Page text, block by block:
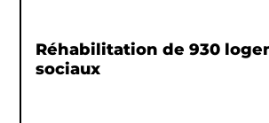
Réhabilitation de 930
sociaux